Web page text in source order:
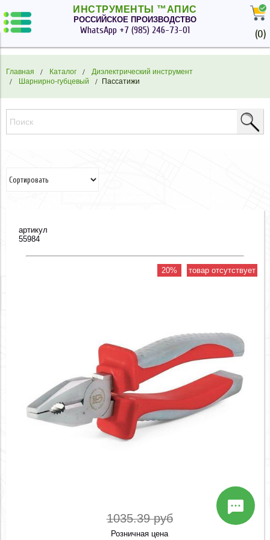
ИНСТРУМЕНТЫ ™АПИС
РОССИЙСКОЕ ПРОИЗВОДСТВО
WhatsApp +7 (985) 246-73-01 (0)
Главная Каталог
Диэлектрический инструмент
Шарнирно-губцевый
Пассатижи
артикул
55984
20% товар отсутствует
1035.39 руб
Розничная цена